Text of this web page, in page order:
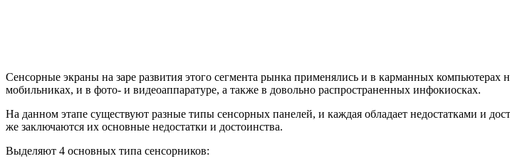
Сенсорные экраны на заре развития этого сегмента рынка применялись и в карманных
мобильниках, и в фото- и видеоаппаратуре, а также в довольно распространенных инфокиосках.
На данном этапе существуют разные типы сенсорных панелей, и каждая обладает недостатками и
же заключаются их основные недостатки и достоинства.
Выделяют 4 основных типа сенсорников: